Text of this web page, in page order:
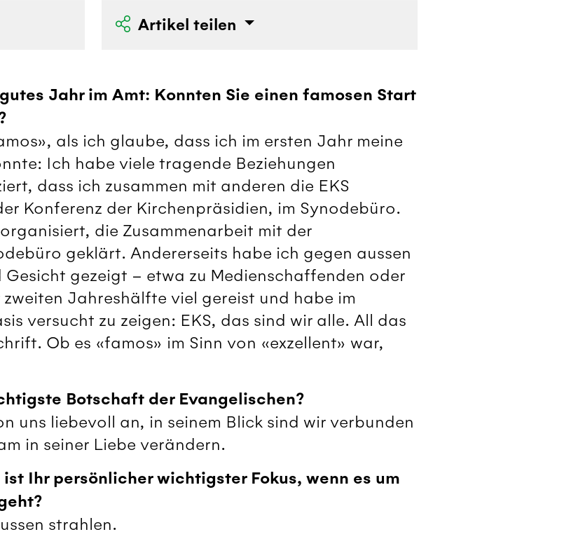
Artikel teilen
Jahr im Amt: Konnten Sie einen famosen Start
als ich glaube, dass ich im ersten Jahr meine
Ich habe viele tragende Beziehungen
dass ich zusammen mit anderen die EKS
Konferenz der Kirchenpräsidien, im Synodebüro.
die Zusammenarbeit mit der
geklärt. Andererseits habe ich gegen aussen
gezeigt – etwa zu Medienschaffenden oder
Jahreshälfte viel gereist und habe im
versucht zu zeigen: EKS, das sind wir alle. All das
Ob es «famos» im Sinn von «exzellent» war,
Botschaft der Evangelischen?
uns liebevoll an, in seinem Blick sind wir verbunden
in seiner Liebe verändern.
Ihr persönlicher wichtigster Fokus, wenn es um
strahlen.